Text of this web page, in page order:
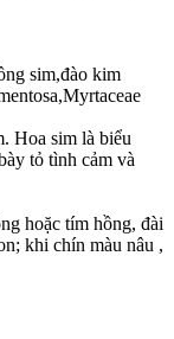
Hoa sim là biểu
tỏ tình cảm và
hoặc tím hồng, đài
khi chín màu nâu ,